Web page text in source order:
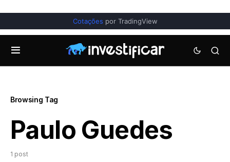
Cotações por TradingView
Browsing Tag
Paulo Guedes
1 post